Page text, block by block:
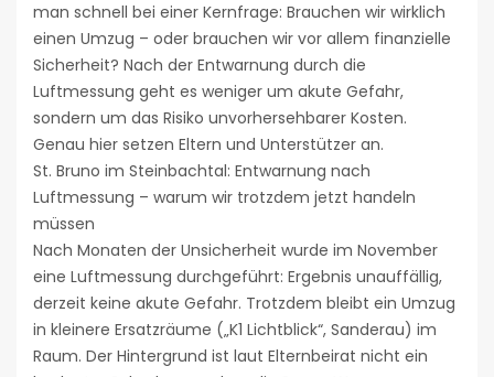
man schnell bei einer Kernfrage: Brauchen wir wirklich
einen Umzug – oder brauchen wir vor allem finanzielle
Sicherheit? Nach der Entwarnung durch die
Luftmessung geht es weniger um akute Gefahr,
sondern um das Risiko unvorhersehbarer Kosten.
Genau hier setzen Eltern und Unterstützer an.
St. Bruno im Steinbachtal: Entwarnung nach
Luftmessung – warum wir trotzdem jetzt handeln
müssen
Nach Monaten der Unsicherheit wurde im November
eine Luftmessung durchgeführt: Ergebnis unauffällig,
derzeit keine akute Gefahr. Trotzdem bleibt ein Umzug
in kleinere Ersatzräume („K1 Lichtblick“, Sanderau) im
Raum. Der Hintergrund ist laut Elternbeirat nicht ein